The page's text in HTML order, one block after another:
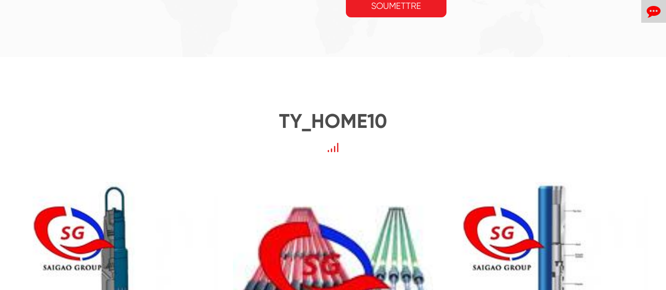
SOUMETTRE
TY_HOME10